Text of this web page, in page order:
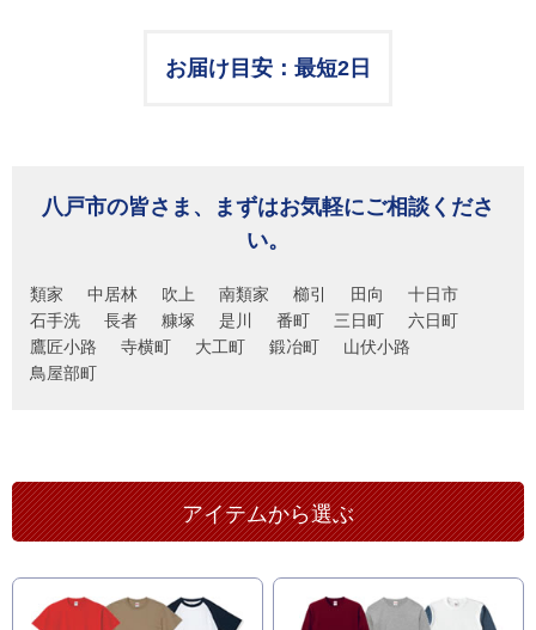
お届け目安：最短2日
八戸市の皆さま、まずはお気軽にご相談くださ
い。
類家 中居林 吹上 南類家 櫛引 田向
十日市
石手洗
長者 糠塚 是川 番町 三日町
六日町
鷹匠小路
寺横町 大工町 鍛冶町
山伏小路
鳥屋部町
アイテムから選ぶ